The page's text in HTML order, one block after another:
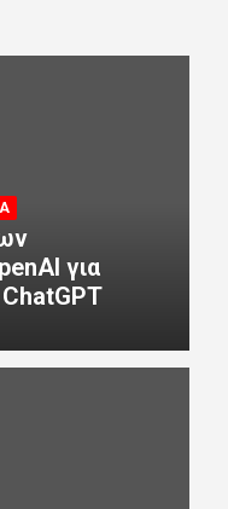
για